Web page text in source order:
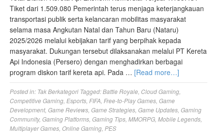
Tiket dari 1.509.080 Pemerintah terus menjaga keterjangkauan
transportasi publik serta kelancaran mobilitas masyarakat
selama masa Angkutan Natal dan Tahun Baru (Nataru)
2025/2026 melalui kebijakan tarif yang berpihak kepada
masyarakat. Dukungan tersebut dilaksanakan melalui PT Kereta
Api Indonesia (Persero) dengan menghadirkan berbagai
program diskon tarif kereta api. Pada … [Read more…]
Posted in: Tak Berkategori Tagged:Battle Royale Cloud Gaming
Competitive Gaming Esports FIFA Free-to-Play Games Game
Development, Game Reviews Game Strategies Game Updates Gaming
Community, Gaming Platforms Gaming Tips MMORPG Mobile Legends
Multiplayer Games Online Gaming PES